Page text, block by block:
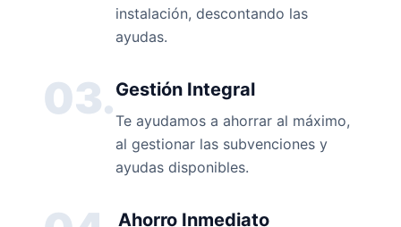
instalación, descontando las
ayudas.
03.Gestión Integral
Te ayudamos a ahorrar al máximo,
al gestionar las subvenciones y
ayudas disponibles.
Ahorro Inmediato